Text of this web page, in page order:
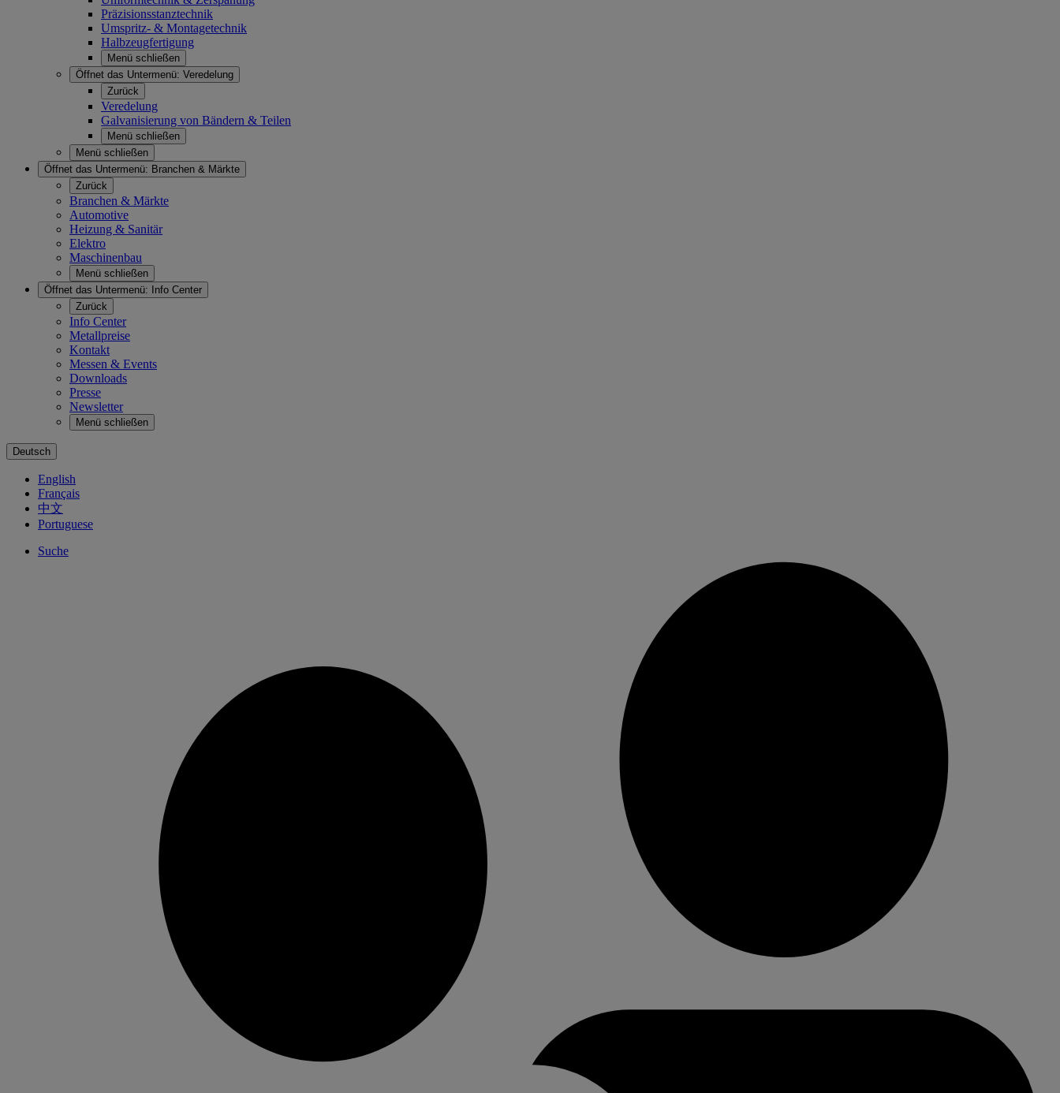
Präzisionsstanztechnik
Umspritz- & Montagetechnik
Halbzeugfertigung
Menü schließen
Öffnet das Untermenü: Veredelung
Zurück
Veredelung
Galvanisierung von Bändern & Teilen
Menü schließen
Menü schließen
Öffnet das Untermenü: Branchen & Märkte
Zurück
Branchen & Märkte
Automotive
Heizung & Sanitär
Elektro
Maschinenbau
Menü schließen
Öffnet das Untermenü:
Info Center
Zurück
Info Center
Metallpreise
Kontakt
Messen & Events
Downloads
Presse
Newsletter
Menü schließen
Deutsch
English
Français
中文
Portuguese
Suche